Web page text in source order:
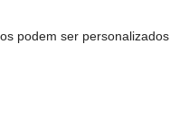
podem ser personalizados